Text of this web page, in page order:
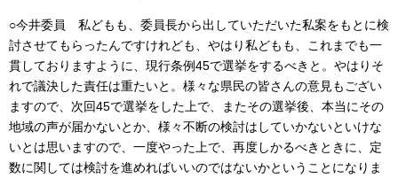
○今井委員 私どもも、委員長から出していただいた私案をもとに検
討させてもらったんですけれども、やはり私どもも、これまでも一
貫しておりますように、現行条例45で選挙をするべきと。やはりそ
れで議決した責任は重たいと。様々な県民の皆さんの意見もござい
ますので、次回45で選挙をした上で、またその選挙後、本当にその
地域の声が届かないとか、様々不断の検討はしていかないといけな
いとは思いますので、一度やった上で、再度しかるべきときに、定
数に関しては検討を進めればいいのではないかということになりま